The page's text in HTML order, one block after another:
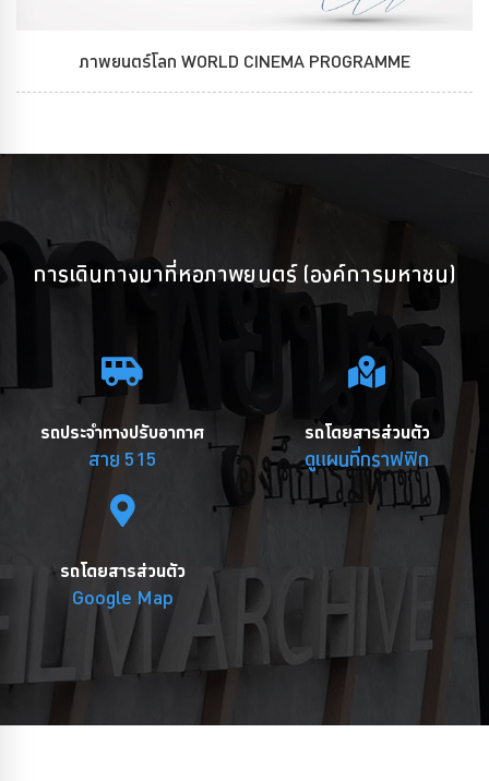
ภาพยนตร์โลก WORLD CINEMA PROGRAMME
การเดินทางมาที่หอภาพยนตร์ (องค์การมหาชน)
รถประจำทางปรับอากาศ
สาย 515
รถโดยสารส่วนตัว
ดูแผนที่กราฟฟิก
รถโดยสารส่วนตัว
Google Map